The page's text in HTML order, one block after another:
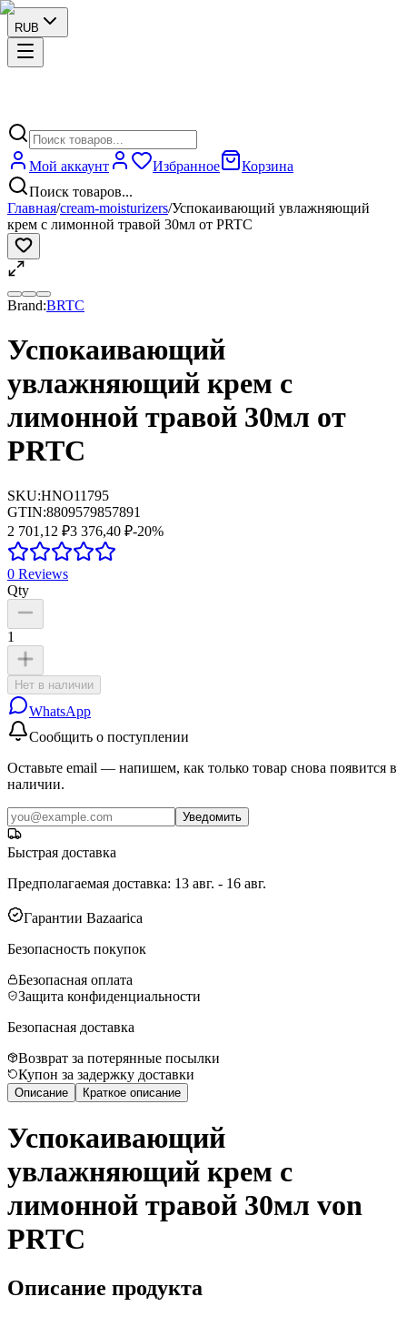
RUB
Мой аккаунт Избранное
Корзина
Поиск товаров...
Главная/cream-moisturizers/Успокаивающий увлажняющий
крем с лимонной травой 30мл от PRTC
Brand:BRTC
Успокаивающий
увлажняющий крем с
лимонной травой 30мл от
PRTC
SKU:HNO11795
GTIN:8809579857891
2 701,12 ₽3 376,40 ₽-20%
0 Reviews
Qty
1
Нет в наличии
WhatsApp
Сообщить о поступлении
Оставьте email — напишем, как только товар снова появится в
наличии.
Уведомить
Быстрая доставка
Предполагаемая доставка: 13 авг. - 16 авг.
Гарантии Bazaarica
Безопасность покупок
Безопасная оплата
Защита конфиденциальности
Безопасная доставка
Возврат за потерянные посылки
Купон за задержку доставки
Описание Краткое описание
Успокаивающий
увлажняющий крем с
лимонной травой 30мл von
PRTC
Описание продукта